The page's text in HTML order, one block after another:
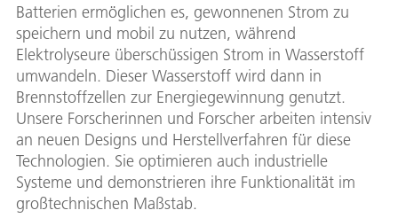
Batterien ermöglichen es, gewonnenen Strom zu
speichern und mobil zu nutzen, während
Elektrolyseure überschüssigen Strom in Wasserstoff
umwandeln. Dieser Wasserstoff wird dann in
Brennstoffzellen zur Energiegewinnung genutzt.
Unsere Forscherinnen und Forscher arbeiten intensiv
an neuen Designs und Herstellverfahren für diese
Technologien. Sie optimieren auch industrielle
Systeme und demonstrieren ihre Funktionalität im
großtechnischen Maßstab.